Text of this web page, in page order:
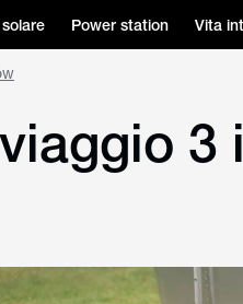
Power station Vita
3